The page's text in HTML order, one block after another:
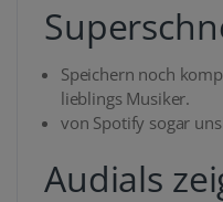
Speichern noch
lieblings Musiker.
von Spotify sogar
Audials